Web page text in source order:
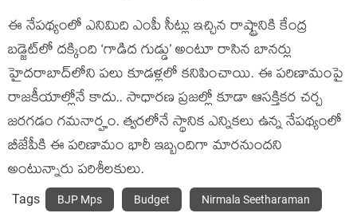
ఈ నేప‌థ్యంలో ఎనిమిది ఎంపీ సీట్లు ఇచ్చిన రాష్ట్రానికి కేంద్ర
బడ్జెట్‌లో దక్కింది ‘గాడిద గుడ్డు’ అంటూ రాసిన బాన‌ర్లు
హైద‌రాబాద్‌లోని ప‌లు కూడ‌ళ్ల‌లో క‌నిపించాయి. ఈ ప‌రిణామంపై
రాజ‌కీయాల్లోనే కాదు.. సాధార‌ణ ప్ర‌జ‌ల్లో కూడా ఆస‌క్తిక‌ర చ‌ర్చ
జ‌ర‌గ‌డం గ‌మ‌నార్హం. త్వ‌ర‌లోనే స్థానిక ఎన్నిక‌లు ఉన్న నేప‌థ్యంలో
బీజేపీకి ఈ ప‌రిణామం భారీ ఇబ్బందిగా మార‌నుంద‌ని
అంటున్నారు ప‌రిశీల‌కులు.
Tags BJP Mps Budget Nirmala Seetharaman